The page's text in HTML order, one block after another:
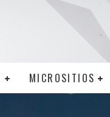
MICROSITIOS